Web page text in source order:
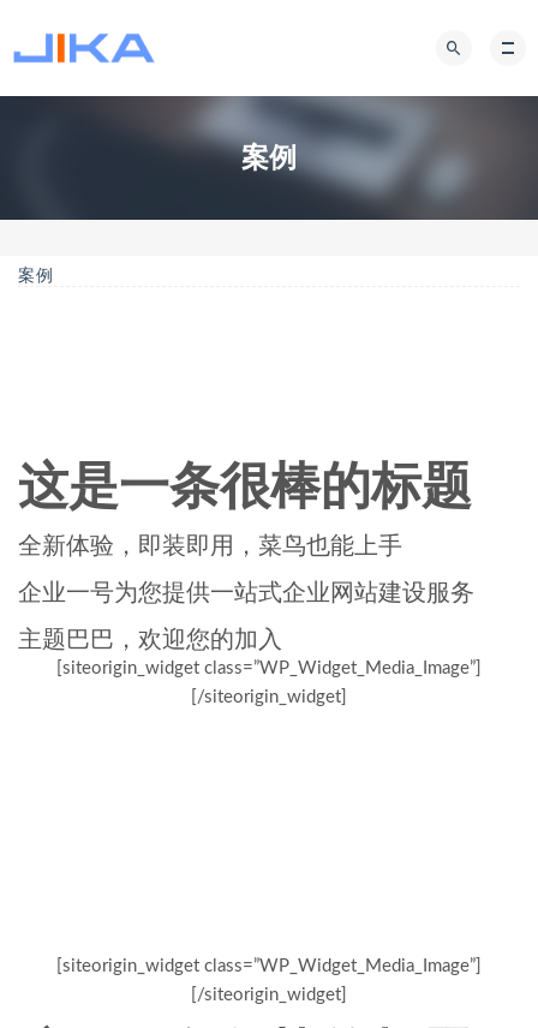
案例
案例
这是一条很棒的标题
全新体验，即装即用，菜鸟也能上手
企业一号为您提供一站式企业网站建设服务
主题巴巴，欢迎您的加入
[siteorigin_widget class=”WP_Widget_Media_Image”]
[/siteorigin_widget]
[siteorigin_widget class=”WP_Widget_Media_Image”]
[/siteorigin_widget]